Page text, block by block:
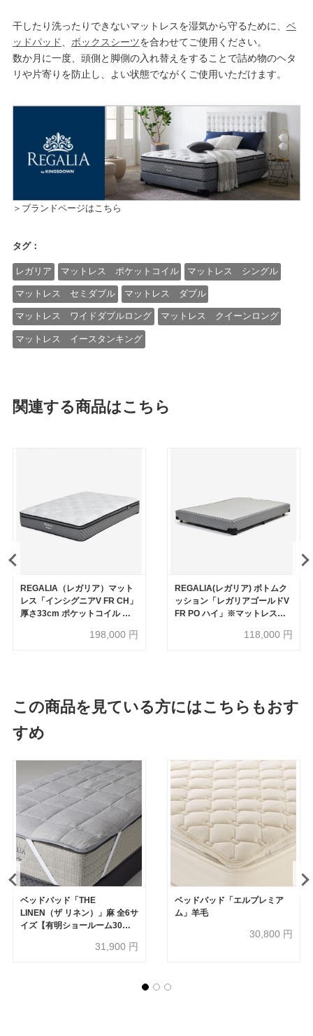
干したり洗ったりできないマットレスを湿気から守るために、 ベ
ッドパッド
ボックスシーツを合わせてご使用ください。
数か月に一度、頭側と脚側の入れ替えをすることで詰め物のヘタ
リや片寄りを防止し、よい状態でながくご使用いただけます。
＞ブランドページはこちら
タグ：
レガリア マットレス ポケットコイル マットレス シングル
マットレス セミダブル マットレス ダブル
マットレス ワイドダブルロング マットレス クイーンロング
マットレス イースタンキング
関連する商品はこちら
REGALIA（レガリア）マット
レス「インシグニアV FR CH」
厚さ33cm ポケットコイル 全6
198,000 円
REGALIA(レガリア) ボトムク
ッション「レガリアゴールドV
FR PO ハイ」※マットレス別
118,000 円
この商品を見ている方にはこちらもおす
すめ
ベッドパッド「THE
LINEN（ザ リネン）」麻 全6サ
イズ【有明ショールーム30周
31,900 円
ベッドパッド「エルプレミア
ム」羊毛
30,800 円